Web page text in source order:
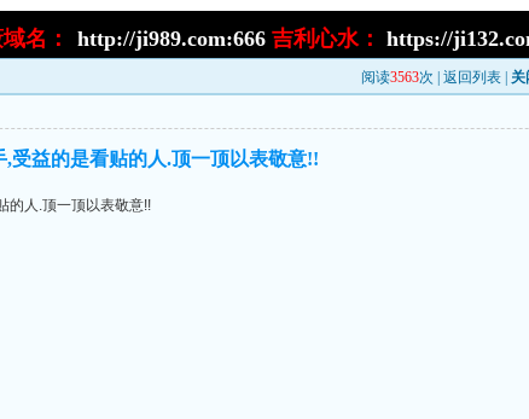
名： http://ji989.com:666 吉利心水： https://
阅读3563次 | 返回列表| 关
受益的是看贴的人.顶一顶以表敬意!!
的人.顶一顶以表敬意!!